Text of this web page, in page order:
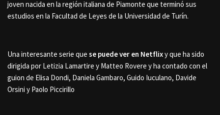
joven nacida en la región italiana de Piamonte que terminó sus
estudios en la Facultad de Leyes de la Universidad de Turín.
Una interesante serie que se puede ver en Netflixy que ha sido
dirigida por Letizia Lamartire y Matteo Rovere y ha contado con el
guion de Elisa Dondi, Daniela Gambaro, Guido Iuculano, Davide
Orsini y Paolo Piccirillo